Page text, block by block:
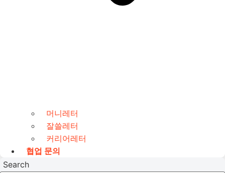
머니레터
잘쓸레터
커리어레터
협업 문의
Search